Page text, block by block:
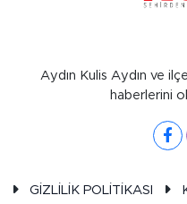
Aydın Kulis Aydın ve
haberlerini
GİZLİLİK POLİTİKASI